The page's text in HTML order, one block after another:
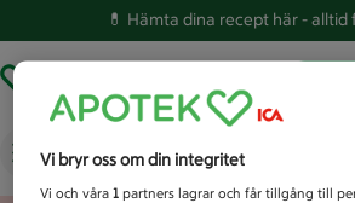
💊 Hämta dina recept här -alltid
Vad letar du efter idag?
Vi bryr oss om din integritet
Vi och våra1 partners lagrar och får tillgång till